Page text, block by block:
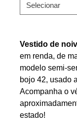
Vestido de
em renda, de
modelo semi-
bojo 42, usado
Acompanha o
estado!